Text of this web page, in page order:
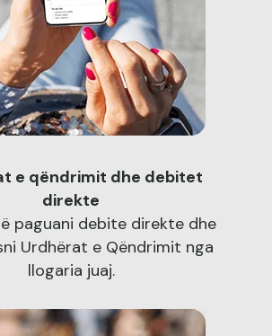
e qëndrimit dhe debitet
direkte
paguani debite direkte dhe
Urdhërat e Qëndrimit nga
llogaria juaj.